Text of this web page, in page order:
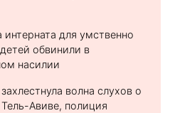
интерната для умственно
обвинили в
насилии
волна слухов о
Тель-Авиве, полиция